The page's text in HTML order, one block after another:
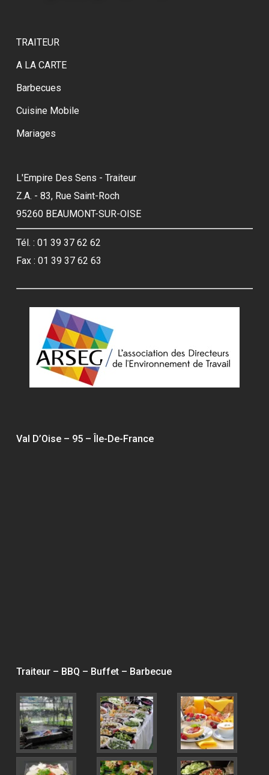
TRAITEUR
A LA CARTE
Barbecues
Cuisine Mobile
Mariages
L'Empire Des Sens - Traiteur
Z.A. - 83, Rue Saint-Roch
95260 BEAUMONT-SUR-OISE
Tél. : 01 39 37 62 62
Fax : 01 39 37 62 63
Val D’Oise – 95 – Île-De-France
Traiteur – BBQ – Buffet – Barbecue